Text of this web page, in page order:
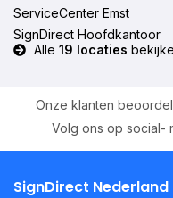
ServiceCenter Emst
SignDirect Hoofdkantoor
Alle 19 locaties
Onze klanten
Volg ons op social-
SignDirect Nederland